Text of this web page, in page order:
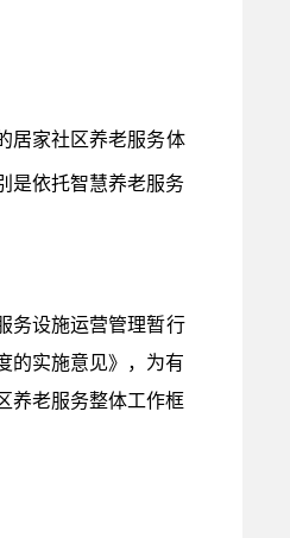
居家社区养老服务体
是依托智慧养老服务
务设施运营管理暂行
的实施意见》，为有
养老服务整体工作框